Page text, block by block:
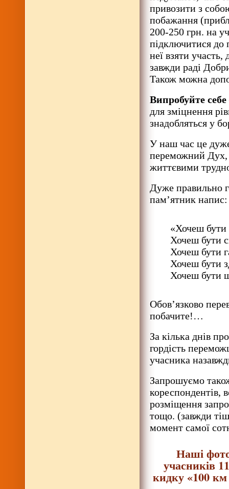
привозити з
побажання
200-250 грн. на
підключитися до
неї взяти
завжди раді
Також можна
Випробуйте себе
для зміцнення
знадобляться у
У наш час це
переможний Дух,
життєвими
Дуже правильно
пам’ятник напис:
«Хочеш
Хочеш бути
Хочеш бути
Хочеш бути
Хочеш бути
Обов’язково
побачите!…
За кілька днів
гордість
учасника
Запрошуємо
кореспондентів,
розміщення
тощо. (завжди
момент самої
Наші
учасників
кидку «100